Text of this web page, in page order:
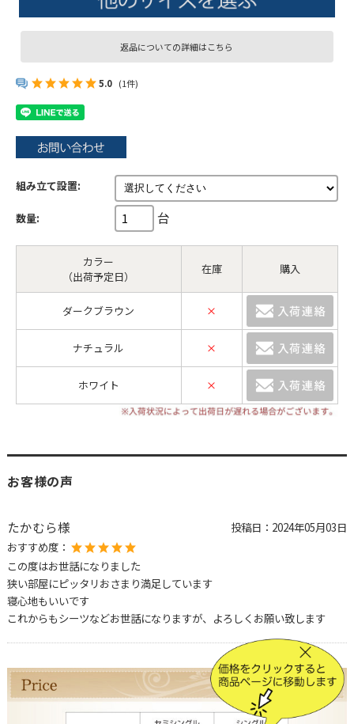
返品についての詳細はこちら
5.0 (1件)
組み立て設置:
数量: 台
カラー
（出荷予定日）
在庫 購入
ダークブラウン ×
ナチュラル ×
ホワイト ×
お客様の声
たかむら様 投稿日： 2024年05月03日
おすすめ度：
この度はお世話になりました
狭い部屋にピッタリおさまり満足しています
寝心地もいいです
これからもシーツなどお世話になりますが、よろしくお願い致します